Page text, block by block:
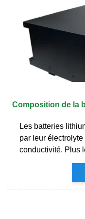
Composition de la
Les batteries
par leur
conductivité. Plus